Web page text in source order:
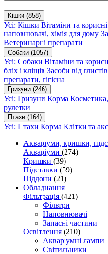
Кішки (858)
Усі: Кішки Вітаміни та
наповнювачі, хімія для дому
Ветеринарні препарати
Собаки (1057)
Усі: Собаки Вітаміни та
бліх і кліщів Засоби від глистів
препарати, гігієна
Гризуни (246)
Усі: Гризуни Корма
рулетки
Птахи (164)
Усі: Птахи Корма Клітки та
Акваріуми, кришки,
Акваріуми (274)
Кришки (39)
Підставки (59)
Піддони (21)
Обладнання
Фільтрація (421)
Фільтри
Наповнювачі
Запасні частини
Освітлення (210)
Акваріумні лампи
Світильники